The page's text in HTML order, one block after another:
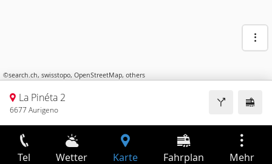
©search.ch, swisstopo, OpenStreetMap, others
La Pinéta 2
6677 Aurigeno
Tel Wetter Karte Fahrplan Mehr